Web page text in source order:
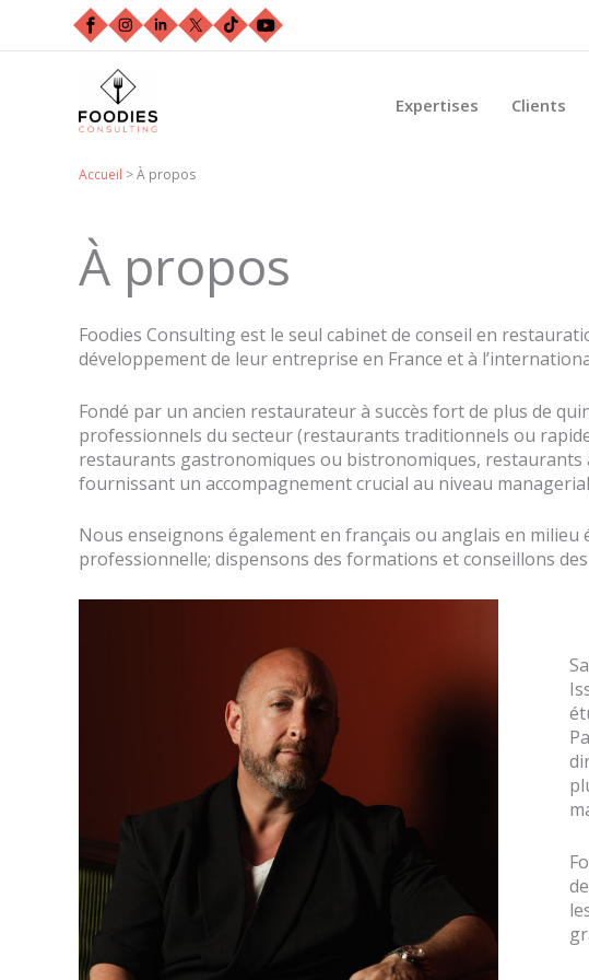
contenu
Expertises Clients
Accueil >À propos
À propos
Foodies Consulting est le seul cabinet de conseil en
développement de leur entreprise en France et à
Fondé par un ancien restaurateur à succès fort de plus de
professionnels du secteur (restaurants traditionnels ou
restaurants gastronomiques ou bistronomiques,
fournissant un accompagnement crucial au niveau
Nous enseignons également en français ou anglais en
professionnelle; dispensons des formations et conseillons